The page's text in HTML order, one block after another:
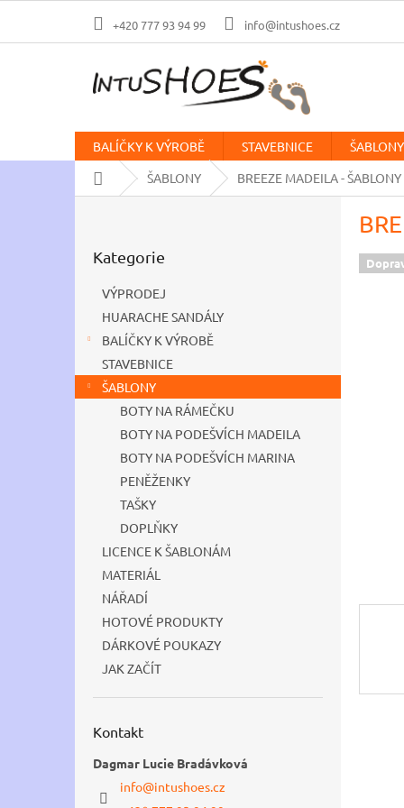
obsah
+420 777 93 94 99 info@intushoes.cz
BALÍČKY K VÝROBĚ STAVEBNICE ŠABLONY
Domů ŠABLONY BREEZE MADEILA - ŠABLONY
a
kategorie
Kategorie
VÝPRODEJ
HUARACHE SANDÁLY
BALÍČKY K VÝROBĚ
STAVEBNICE
ŠABLONY
BOTY NA RÁMEČKU
BOTY NA PODEŠVÍCH MADEILA
BOTY NA PODEŠVÍCH MARINA
PENĚŽENKY
TAŠKY
DOPLŇKY
LICENCE K ŠABLONÁM
MATERIÁL
NÁŘADÍ
HOTOVÉ PRODUKTY
DÁRKOVÉ POUKAZY
JAK ZAČÍT
Kontakt
Dagmar Lucie Bradávková
info@intushoes.cz